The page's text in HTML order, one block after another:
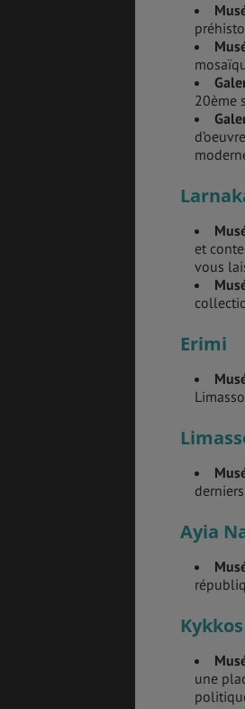
20ème
et
vous
Erimi
Ayia
Kykkos
une